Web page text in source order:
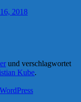
2018
und verschlagwortet
Kube.